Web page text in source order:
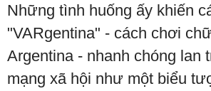
Những tình huống ấy khiến
"VARgentina" - cách chơi
Argentina - nhanh chóng lan
mạng xã hội như một biểu